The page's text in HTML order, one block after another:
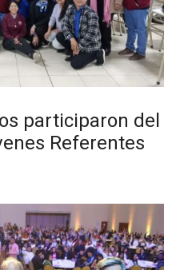
participaron del
Referentes